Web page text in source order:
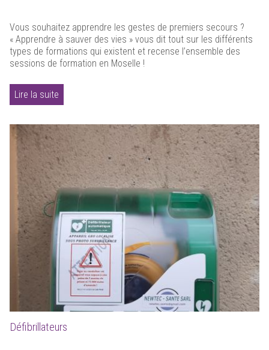
Vous souhaitez apprendre les gestes de premiers secours ?
« Apprendre à sauver des vies » vous dit tout sur les différents
types de formations qui existent et recense l’ensemble des
sessions de formation en Moselle !
Lire la suite
Défibrillateurs